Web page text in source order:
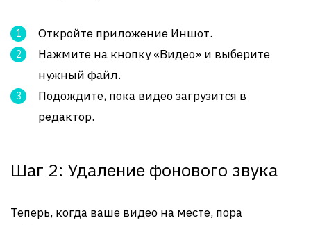
Откройте приложение Иншот.
Нажмите на кнопку «Видео» и выберите
нужный файл.
Подождите, пока видео загрузится в
редактор.
Шаг 2: Удаление фонового звука
Теперь, когда ваше видео на месте, пора